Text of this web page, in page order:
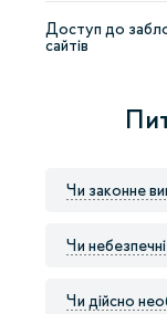
Доступ до
сайтів
Чи законне
Чи
Чи дійсно